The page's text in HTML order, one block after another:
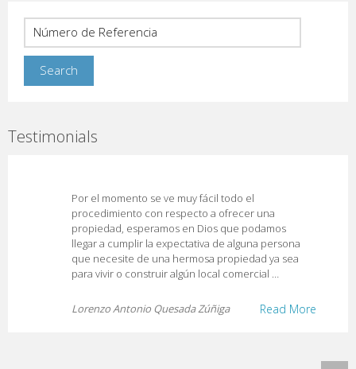
Testimonials
Por el momento se ve muy fácil todo el
procedimiento con respecto a ofrecer una
propiedad, esperamos en Dios que podamos
llegar a cumplir la expectativa de alguna persona
que necesite de una hermosa propiedad ya sea
para vivir o construir algún local comercial …
Read More
Lorenzo Antonio Quesada Zúñiga